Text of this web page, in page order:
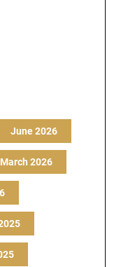
June 2026
March 2026